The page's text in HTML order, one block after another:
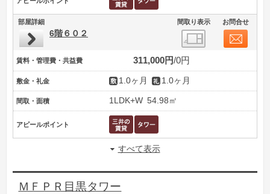
部屋詳細 間取り表示 お問合せ
6階６０２
賃料・管理費・共益費 311,000円 0円
敷金・礼金 1.0ヶ月 1.0ヶ月
間取・面積 1LDK+W 54.98㎡
アピールポイント
すべて表示
ＭＦＰＲ目黒タワー